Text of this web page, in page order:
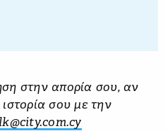
στην απορία σου, αν
ιστορία σου με την